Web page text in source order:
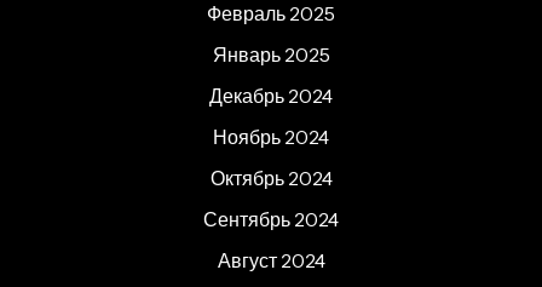
Февраль 2025
Январь 2025
Декабрь 2024
Ноябрь 2024
Октябрь 2024
Сентябрь 2024
Август 2024